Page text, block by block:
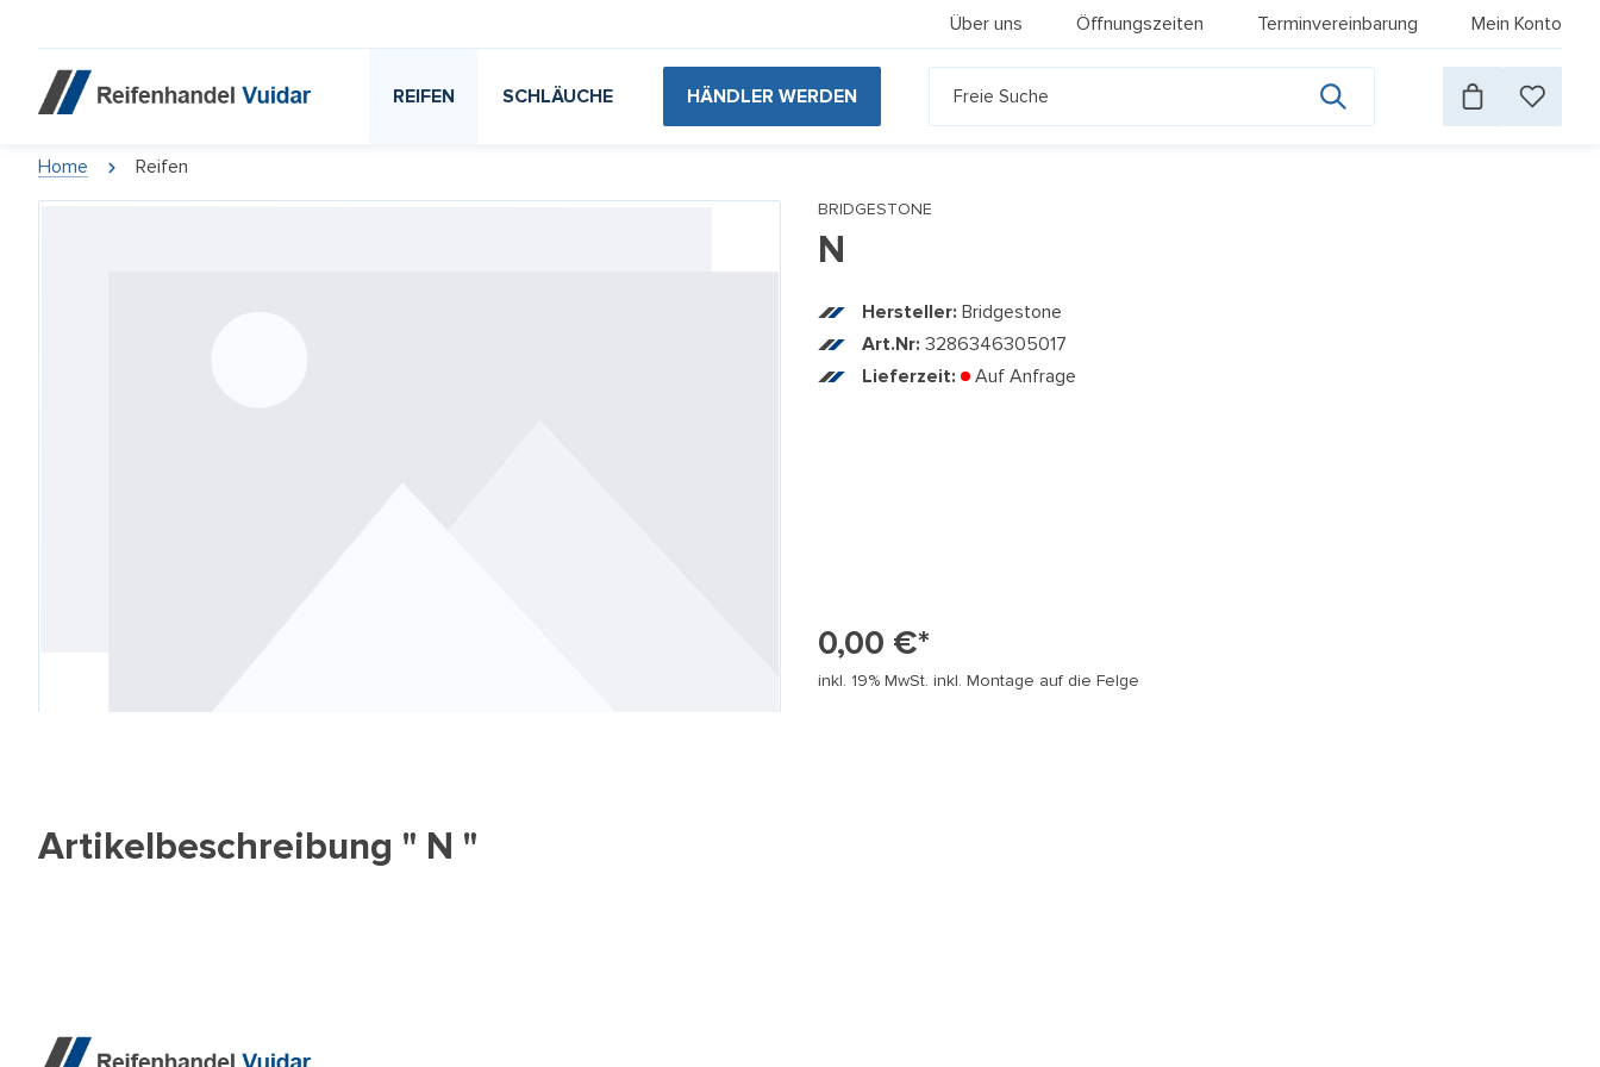
Über uns Öffnungszeiten Terminvereinbarung Mein Konto
REIFEN SCHLÄUCHE HÄNDLER WERDEN
Home Reifen
BRIDGESTONE
N
Hersteller: Bridgestone
Art.Nr: 3286346305017
Lieferzeit:
Auf Anfrage
0,00 €*
inkl. 19% MwSt. inkl. Montage auf die Felge
Artikelbeschreibung " N "